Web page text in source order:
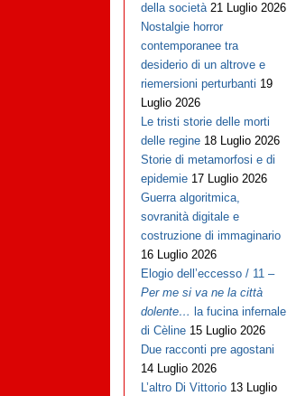
della società 21 Luglio 2026
Nostalgie horror
contemporanee tra
desiderio di un altrove e
riemersioni perturbanti 19
Luglio 2026
Le tristi storie delle morti
delle regine 18 Luglio 2026
Storie di metamorfosi e di
epidemie 17 Luglio 2026
Guerra algoritmica,
sovranità digitale e
costruzione di immaginario
16 Luglio 2026
Elogio dell’eccesso / 11 –
Per me si va ne la città
dolente… la fucina infernale
di Cèline 15 Luglio 2026
Due racconti pre agostani
14 Luglio 2026
L’altro Di Vittorio 13 Luglio